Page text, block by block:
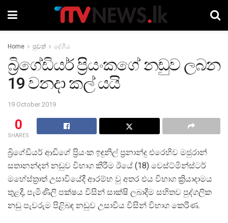
Home පුවත් දේශීය
බ්‍රිගේඩියර් ප්‍රියංකගේ නඩුව ලබන
19 වනදා කල් යයි
19 October 2019
0
SHARES
බ්‍රිගේඩියර් ආඬිගේ ප්‍රියංක ඉඳුනිල් ප්‍රනාන්දු එරෙහිව මජුරාන්
සතානන්දන් නඩුව විභාග කිරීම ඊයේ (18) වෙස්ට්මින්ස්ටර්
මහේස්ත්‍රාත් උසාවියේදී ආරම්භ වු අතර එය විභාග ක්‍රියාදාමය
තුළදී, පැමිණිලි පක්ෂය විසින් සාක්ෂි ලබාදීම සහිතව පුද්ගලික
නඩු පැවරුම පිළිබඳ නඩුව උසාවිය විසින් විභාග කෙරිණ.